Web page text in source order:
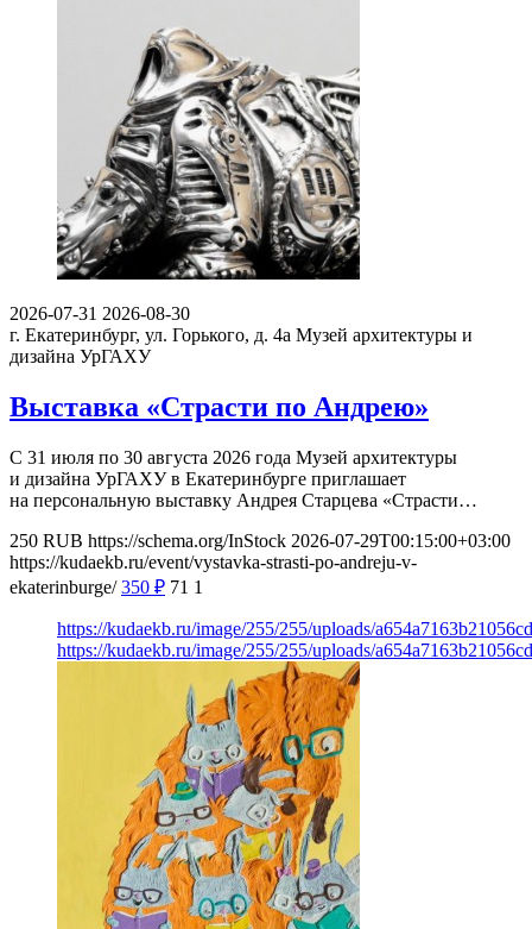
2026-07-31 2026-08-30
г. Екатеринбург, ул. Горького, д. 4а Музей архитектуры и
дизайна УрГАХУ
Выставка «Страсти по Андрею»
С 31 июля по 30 августа 2026 года Музей архитектуры
и дизайна УрГАХУ в Екатеринбурге приглашает
на персональную выставку Андрея Старцева «Страсти…
250 RUB https://schema.org/InStock 2026-07-29T00:15:00+03:00
https://kudaekb.ru/event/vystavka-strasti-po-andreju-v-
ekaterinburge/ 350 ₽ 71 1
https://kudaekb.ru/image/255/255/uploads/
https://kudaekb.ru/image/255/255/uploads/